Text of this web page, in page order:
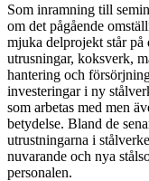
Som inramning till
om det pågående
mjuka delprojekt står
utrusningar, koksverk,
hantering och
investeringar i ny
som arbetas med men
betydelse. Bland de
utrustningarna i
nuvarande och nya
personalen.